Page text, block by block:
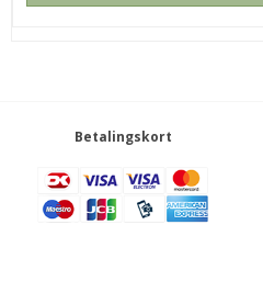
Betalingskort